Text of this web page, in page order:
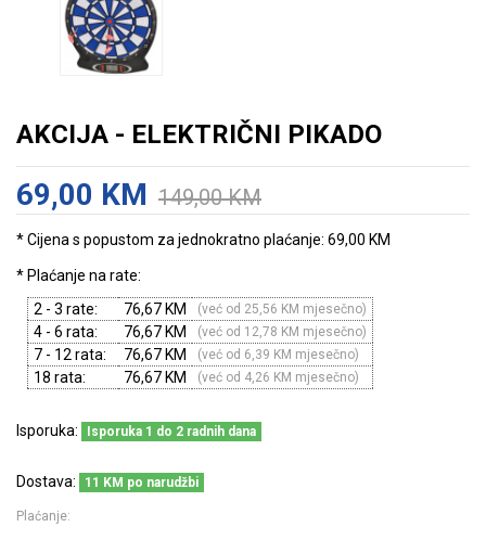
AKCIJA - ELEKTRIČNI PIKADO
69,00 KM 149,00 KM
* Cijena s popustom za jednokratno plaćanje: 69,00 KM
* Plaćanje na rate:
2 - 3 rate:
76,67 KM (već od 25,56 KM mjesečno)
4 - 6 rata: 76,67 KM (već od 12,78 KM mjesečno)
7 - 12 rata: 76,67 KM (već od 6,39 KM mjesečno)
18 rata: 76,67 KM (već od 4,26 KM mjesečno)
Isporuka: Isporuka 1 do 2 radnih dana
Dostava: 11 KM po narudžbi
Plaćanje: